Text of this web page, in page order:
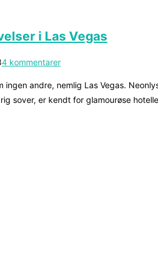
i Las Vegas
4 kommentarer
ingen andre, nemlig Las Vegas.
sover, er kendt for glamourøse